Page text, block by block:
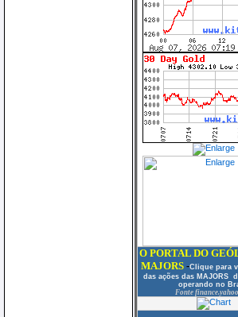
O PORTAL DO
MAJORS -Clique para
das ações das MAJORS
operando no
Fonte